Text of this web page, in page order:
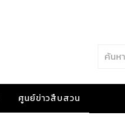
ศูนย์ข่าวสืบสวน